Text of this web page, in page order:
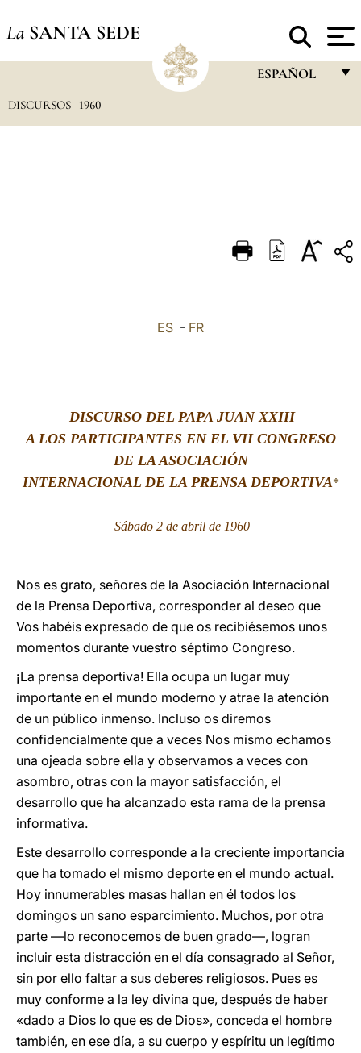
La SANTA SEDE
ESPAÑOL
DEUTSCH
DISCURSOS 1960
ES - FR
DISCURSO DEL PAPA JUAN XXIII
A LOS PARTICIPANTES EN EL VII CONGRESO
DE LA ASOCIACIÓN
INTERNACIONAL DE LA PRENSA DEPORTIVA*
Sábado 2 de abril de 1960
Nos es grato, señores de la Asociación Internacional
de la Prensa Deportiva, corresponder al deseo que
Vos habéis expresado de que os recibiésemos unos
momentos durante vuestro séptimo Congreso.
¡La prensa deportiva! Ella ocupa un lugar muy
importante en el mundo moderno y atrae la atención
de un público inmenso. Incluso os diremos
confidencialmente que a veces Nos mismo echamos
una ojeada sobre ella y observamos a veces con
asombro, otras con la mayor satisfacción, el
desarrollo que ha alcanzado esta rama de la prensa
informativa.
Este desarrollo corresponde a la creciente importancia
que ha tomado el mismo deporte en el mundo actual.
Hoy innumerables masas hallan en él todos los
domingos un sano esparcimiento. Muchos, por otra
parte —lo reconocemos de buen grado—, logran
incluir esta distracción en el día consagrado al Señor,
sin por ello faltar a sus deberes religiosos. Pues es
muy conforme a la ley divina que, después de haber
«dado a Dios lo que es de Dios», conceda el hombre
también, en ese día, a su cuerpo y espíritu un legítimo